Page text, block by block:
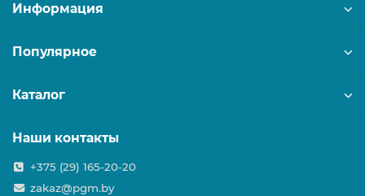
Информация
Популярное
Каталог
Наши контакты
+375 (29) 165-20-20
zakaz@pgm.by